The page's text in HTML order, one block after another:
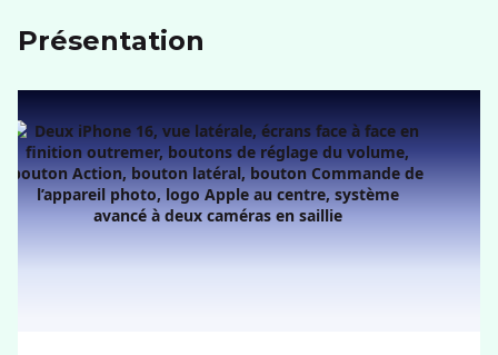
Présentation
Dimensions (LxIxH)
ÉCRAN
Résolution
2796 x 1290 px
Taille diagonale